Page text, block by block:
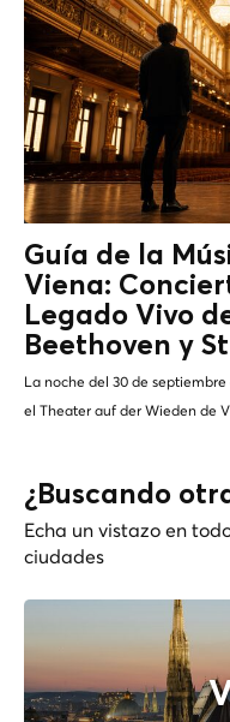
Guía de la
Viena:
Legado Vivo
Beethoven y
La noche del 30 de
el Theater auf der Wieden de
¿Buscando
Echa un vistazo en
ciudades